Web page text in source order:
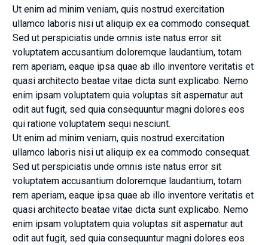
Ut enim ad minim veniam, quis nostrud exercitation
ullamco laboris nisi ut aliquip ex ea commodo consequat.
Sed ut perspiciatis unde omnis iste natus error sit
voluptatem accusantium doloremque laudantium, totam
rem aperiam, eaque ipsa quae ab illo inventore veritatis et
quasi architecto beatae vitae dicta sunt explicabo. Nemo
enim ipsam voluptatem quia voluptas sit aspernatur aut
odit aut fugit, sed quia consequuntur magni dolores eos
qui ratione voluptatem sequi nesciunt.
Ut enim ad minim veniam, quis nostrud exercitation
ullamco laboris nisi ut aliquip ex ea commodo consequat.
Sed ut perspiciatis unde omnis iste natus error sit
voluptatem accusantium doloremque laudantium, totam
rem aperiam, eaque ipsa quae ab illo inventore veritatis et
quasi architecto beatae vitae dicta sunt explicabo. Nemo
enim ipsam voluptatem quia voluptas sit aspernatur aut
odit aut fugit, sed quia consequuntur magni dolores eos